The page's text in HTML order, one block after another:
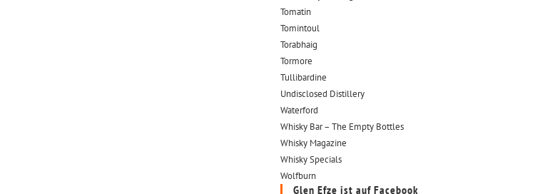
Tomatin
Tomintoul
Torabhaig
Tormore
Tullibardine
Undisclosed Distillery
Waterford
Whisky Bar – The Empty Bottles
Whisky Magazine
Whisky Specials
Wolfburn
Glen Efze ist auf Facebook